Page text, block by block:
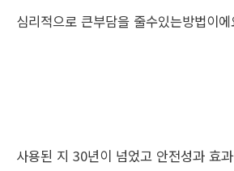
심리적으로 큰부담을 줄수있는방법이
사용된 지 30년이 넘었고 안전성과 효